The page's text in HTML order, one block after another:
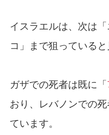
イスラエルは、次は
コ」まで狙っている
ガザでの死者は既に「
おり、レバノンでの死
ています。